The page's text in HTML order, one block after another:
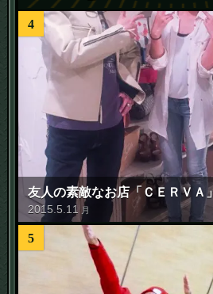
4
友人の素敵なお店「ＣＥＲＶＡ
2015.5.11 月
5